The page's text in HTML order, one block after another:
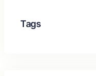
Tags